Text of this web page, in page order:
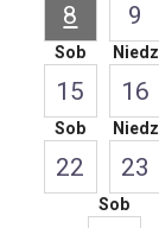
8 9
Sob
15
Niedz
16
Sob
22
Niedz
23
Sob